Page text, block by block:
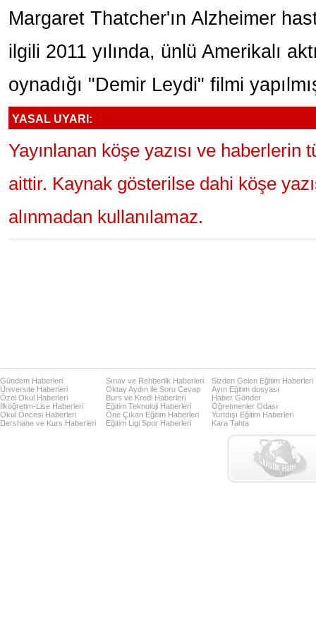
Margaret Thatcher'ın Alzheimer
ilgili 2011 yılında, ünlü Amerikalı
oynadığı "Demir Leydi" filmi
YASAL UYARI:
Yayınlanan köşe yazısı ve haberlerin
aittir. Kaynak gösterilse dahi köşe
alınmadan kullanılamaz.
Gündem Haberleri
Üniversite Haberleri
Özel Okul Haberleri
İlköğretim-Lise Haberleri
Okul Öncesi Haberleri
Dershane ve Kurs Haberleri
Sınav ve Rehberlik Haberleri
Oktay Aydın ile Soru Cevap
Burs ve Kredi Haberleri
Eğitim Teknoloji Haberleri
Öne Çıkan Eğitim Haberleri
Eğitim Ligi Spor Haberleri
Sizden Gelen Eğitim Haberleri
Ayın Eğitim dosyası
Haber Gönder
Öğretmenler Odası
Yurtdışı Eğitim Haberleri
Kara Tahta